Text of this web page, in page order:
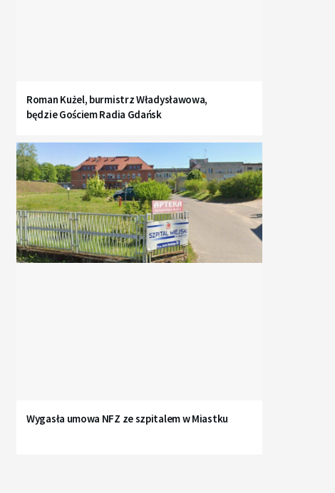
Roman Kużel, burmistrz Władysławowa,
będzie Gościem Radia Gdańsk
Wygasła umowa NFZ ze szpitalem w Miastku